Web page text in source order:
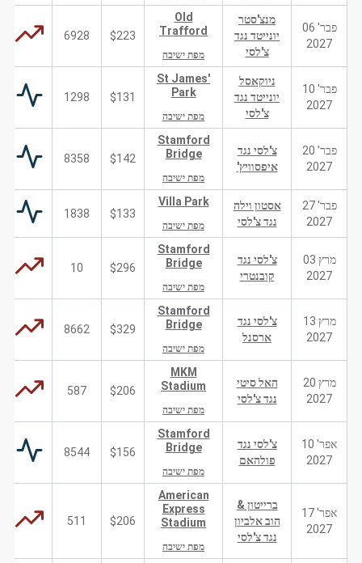
פבר' 06
2027
מנצ'סטר
יונייטד נגד
צ'לסי
Old
Trafford
מפת ישיבה
$223
6928
פבר' 10
2027
ניוקאסל
יונייטד נגד
צ'לסי
St James'
Park
מפת ישיבה
$131
1298
פבר' 20
2027
צ'לסי נגד
איפסוויץ'
Stamford
Bridge
מפת ישיבה
$142
8358
פבר' 27
2027
אסטון וילה
נגד צ'לסי
Villa Park
מפת ישיבה
$133
1838
מרץ 03
2027
צ'לסי נגד
קובנטרי
Stamford
Bridge
מפת ישיבה
$296
10
מרץ 13
2027
צ'לסי נגד
ארסנל
Stamford
Bridge
מפת ישיבה
$329
8662
מרץ 20
2027
האל סיטי
נגד צ'לסי
MKM
Stadium
מפת ישיבה
$206
587
אפר' 10
2027
צ'לסי נגד
פולהאם
Stamford
Bridge
מפת ישיבה
$156
8544
אפר' 17
2027
ברייטון &
הוב אלביון
נגד צ'לסי
American
Express
Stadium
מפת ישיבה
$206
511